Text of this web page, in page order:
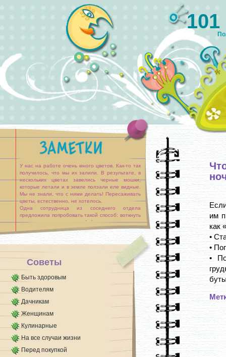
У нас на работе очень много цветов. Как-то так
получилось, что мы их залили. В результате, в
нескольких цветах завелись черные мошки,
которые летали и в земле ползали еле видные.
Мы не знали, что с ними делать! Пересаживать
цветы, естественно, не хотелось.
Одна сотрудница из соседнего отдела
предложила попробовать такой способ: воткнуть
в землю спички головками [...]
Советы
Быть здоровым
Водителям
Дачникам
Женщинам
Кулинарные
На все случаи жизни
Перед покупкой
им
как
•
•
•